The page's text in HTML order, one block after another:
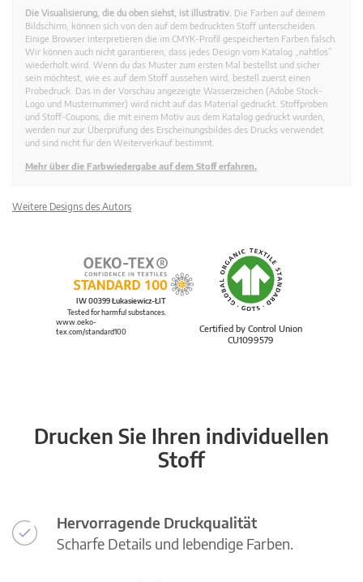
Die Visualisierung, die du oben siehst, ist illustrativ. Die Farben auf deinem
Bildschirm, können sich von den auf dem bedruckten Stoff unterscheiden.
Einige Browser interpretieren die im CMYK-Profil gespeicherten Farben falsch.
Wir können auch nicht garantieren, dass jedes Design vom Katalog „nahtlos”
wiederholt wird. Wenn du das Muster zum ersten Mal bestellst und sicher
sein möchtest, wie es auf dem Stoff aussehen wird, bestell zuerst einen
Probedruck. Das in der Vorschau angezeigte Wasserzeichen (Adobe Stock-
Logo und Musternummer) wird nicht auf das Material gedruckt. Stoffproben
und Stoff-Coupons, die mit einem Motiv aus dem Katalog gedruckt wurden,
werden nur zur Überprüfung des Erscheinungsbildes des Drucks verwendet
und sind nicht für den Weiterverkauf bestimmt.
Mehr über die Farbwiedergabe auf dem Stoff erfahren.
Weitere Designs des Autors
Certified by Control Union
CU1099579
IW 00399 Łukasiewicz-ŁIT
Tested for harmful substances.
www.oeko-
tex.com/standard100
Drucken Sie Ihren individuellen
Stoff
Hervorragende Druckqualität
Scharfe Details und lebendige Farben.